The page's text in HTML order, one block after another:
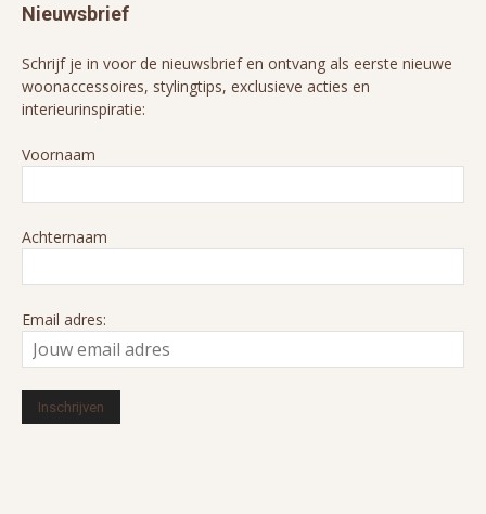
Nieuwsbrief
Schrijf je in voor de nieuwsbrief en ontvang als eerste nieuwe
woonaccessoires, stylingtips, exclusieve acties en
interieurinspiratie:
Voornaam
Achternaam
Email adres: